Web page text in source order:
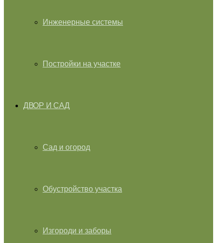
Инженерные системы
Постройки на участке
ДВОР И САД
Сад и огород
Обустройство участка
Изгороди и заборы